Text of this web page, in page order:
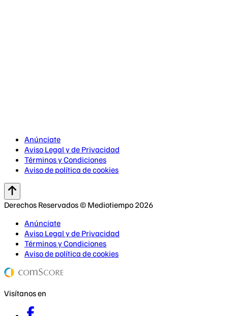
Anúnciate
Aviso Legal y de Privacidad
Términos y Condiciones
Aviso de política de cookies
Derechos Reservados © Mediotiempo 2026
Anúnciate
Aviso Legal y de Privacidad
Términos y Condiciones
Aviso de política de cookies
Visítanos en